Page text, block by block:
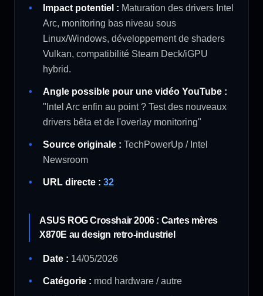
Impact potentiel : Maturation des drivers Intel
Arc, monitoring bas niveau sous
Linux/Windows, développement de shaders
Vulkan, compatibilité Steam Deck/iGPU
hybrid.
Angle possible pour une vidéo YouTube :
"Intel Arc enfin au point ? Test des nouveaux
drivers bêta et de l'overlay monitoring"
Source originale : TechPowerUp / Intel
Newsroom
URL directe : 32
ASUS ROG Crosshair 2006 : Cartes mères
X870E au design retro-industriel
Date : 14/05/2026
Catégorie : mod hardware / autre